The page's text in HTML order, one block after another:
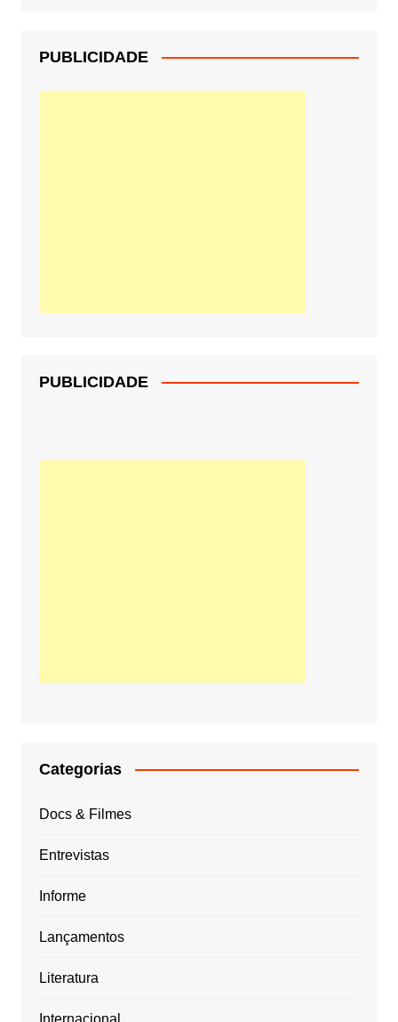
PUBLICIDADE
PUBLICIDADE
Categorias
Docs & Filmes
Entrevistas
Informe
Lançamentos
Literatura
Internacional